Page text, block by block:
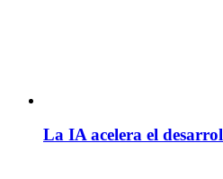
La IA acelera el